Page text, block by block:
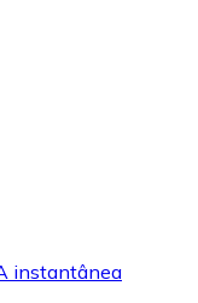
instantânea